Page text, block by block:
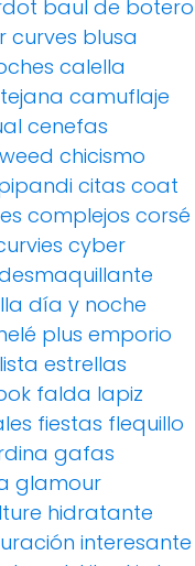
baul de botero
curves blusa
calella
camuflaje
cenefas
chicismo
citas coat
complejos corsé
cyber
día y noche
plus emporio
estrellas
falda lapiz
fiestas flequillo
gafas
glamour
hidratante
interesante